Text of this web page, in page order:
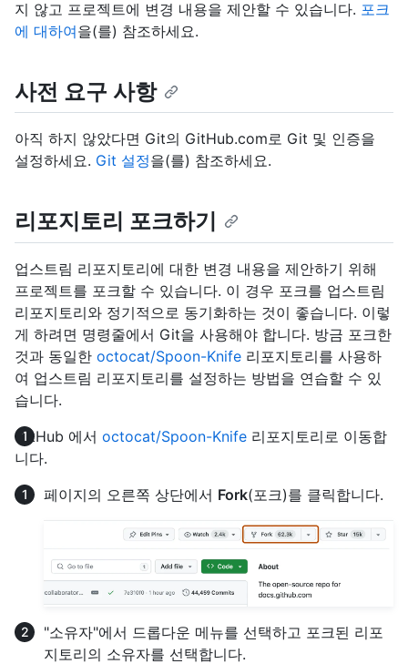
지 않고 프로젝트에 변경 내용을 제안할 수 있습니다. 포크
에 대하여을(를) 참조하세요.
사전 요구 사항
아직 하지 않았다면 Git의 GitHub.com로 Git 및 인증을
설정하세요. Git 설정을(를) 참조하세요.
리포지토리 포크하기
업스트림 리포지토리에 대한 변경 내용을 제안하기 위해
프로젝트를 포크할 수 있습니다. 이 경우 포크를 업스트림
리포지토리와 정기적으로 동기화하는 것이 좋습니다. 이렇
게 하려면 명령줄에서 Git을 사용해야 합니다. 방금 포크한
것과 동일한 octocat/Spoon-Knife 리포지토리를 사용하
여 업스트림 리포지토리를 설정하는 방법을 연습할 수 있
습니다.
GitHub 에서 octocat/Spoon-Knife 리포지토리로 이동합
니다.
페이지의 오른쪽 상단에서 Fork(포크)를 클릭합니다.
"소유자"에서 드롭다운 메뉴를 선택하고 포크된 리포
지토리의 소유자를 선택합니다.